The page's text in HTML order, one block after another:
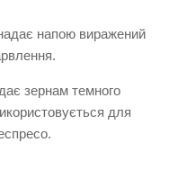
напою виражений
зернам темного
для